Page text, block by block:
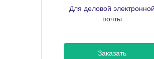
Для деловой электронной
почты
Заказать